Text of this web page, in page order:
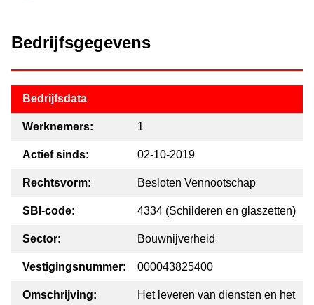
Bedrijfsgegevens
Bedrijfsdata
Werknemers: 1
Actief sinds: 02-10-2019
Rechtsvorm: Besloten Vennootschap
SBI-code: 4334 (Schilderen en glaszetten)
Sector: Bouwnijverheid
Vestigingsnummer: 000043825400
Omschrijving:
Het leveren van diensten en het